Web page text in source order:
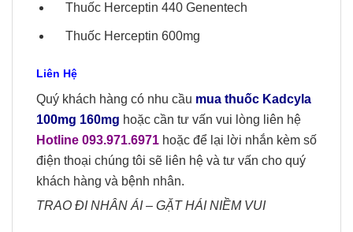
Thuốc Herceptin 440 Genentech
Thuốc Herceptin 600mg
Liên Hệ
Quý khách hàng có nhu cầu mua thuốc Kadcyla
100mg 160mg hoặc cần tư vấn vui lòng liên hệ
Hotline 093.971.6971 hoặc để lại lời nhắn kèm số
điện thoại chúng tôi sẽ liên hệ và tư vấn cho quý
khách hàng và bệnh nhân.
TRAO ĐI NHÂN ÁI – GẶT HÁI NIỀM VUI